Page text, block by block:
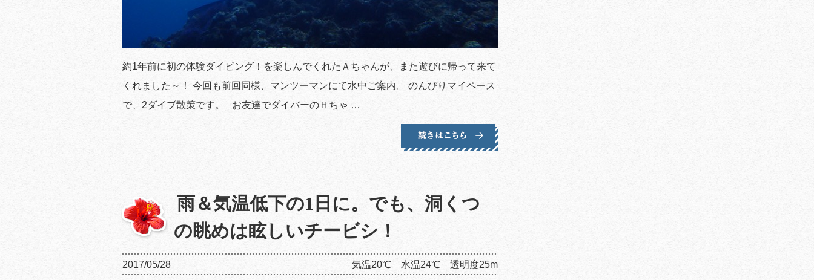
約1年前に初の体験ダイビング！を楽しんでくれたＡちゃんが、また遊びに帰って来て
くれました～！ 今回も前回同様、マンツーマンにて水中ご案内。 のんびりマイペース
で、2ダイブ散策です。 お友達でダイバーのＨちゃ …
雨＆気温低下の1日に。でも、洞くつ
の眺めは眩しいチービシ！
2017/05/28 気温20℃ 水温24℃ 透明度25m